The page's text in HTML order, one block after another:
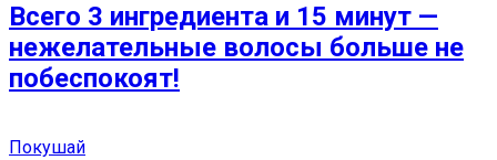
Всего 3 ингредиента и 15 минут —
нежелательные волосы больше не
побеспокоят!
Покушай